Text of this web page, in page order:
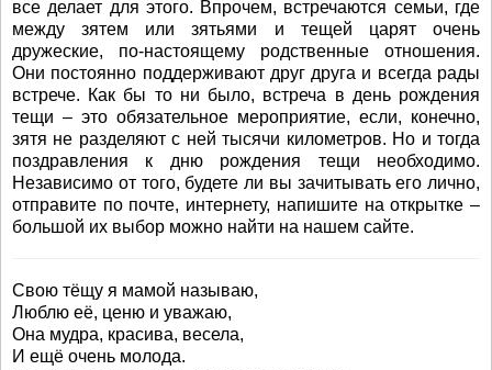
все делает для этого. Впрочем, встречаются семьи, где
между зятем или зятьями и тещей царят очень
дружеские, по-настоящему родственные отношения.
Они постоянно поддерживают друг друга и всегда рады
встрече. Как бы то ни было, встреча в день рождения
тещи – это обязательное мероприятие, если, конечно,
зятя не разделяют с ней тысячи километров. Но и тогда
поздравления к дню рождения тещи необходимо.
Независимо от того, будете ли вы зачитывать его лично,
отправите по почте, интернету, напишите на открытке –
большой их выбор можно найти на нашем сайте.
Свою тёщу я мамой называю,
Люблю её, ценю и уважаю,
Она мудра, красива, весела,
И ещё очень молода.